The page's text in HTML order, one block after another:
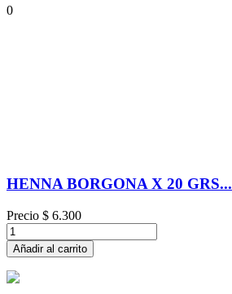
0
HENNA BORGONA X 20 GRS...
Precio $ 6.300
Añadir al carrito